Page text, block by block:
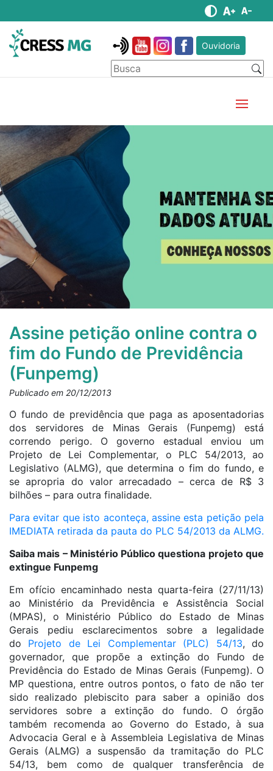
Ouvidoria
Assine petição online contra o
fim do Fundo de Previdência
(Funpemg)
Publicado em 20/12/2013
O fundo de previdência que paga as aposentadorias
dos servidores de Minas Gerais (Funpemg) está
correndo perigo. O governo estadual enviou um
Projeto de Lei Complementar, o PLC 54/2013, ao
Legislativo (ALMG), que determina o fim do fundo, e
se apropria do valor arrecadado – cerca de R$ 3
bilhões – para outra finalidade.
Para evitar que isto aconteça, assine esta petição pela
IMEDIATA retirada da pauta do PLC 54/2013 da ALMG.
Saiba mais – Ministério Público questiona projeto que
extingue Funpemg
Em ofício encaminhado nesta quarta-feira (27/11/13)
ao Ministério da Previdência e Assistência Social
(MPAS), o Ministério Público do Estado de Minas
Gerais pediu esclarecimentos sobre a legalidade
do Projeto de Lei Complementar (PLC) 54/13, do
governador, que propõe a extinção do Fundo de
Previdência do Estado de Minas Gerais (Funpemg). O
MP questiona, entre outros pontos, o fato de não ter
sido realizado plebiscito para saber a opinião dos
servidores sobre a extinção do fundo. O órgão
também recomenda ao Governo do Estado, à sua
Advocacia Geral e à Assembleia Legislativa de Minas
Gerais (ALMG) a suspensão da tramitação do PLC
54/13, bem como de qualquer transferência de